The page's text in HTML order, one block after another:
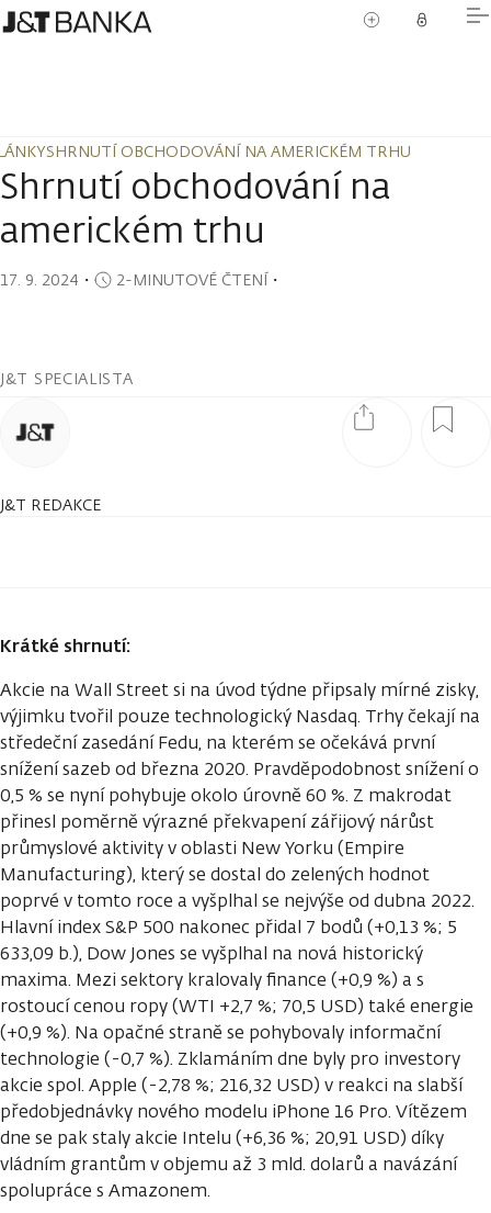
SHRNUTÍ OBCHODOVÁNÍ NA AMERICKÉM TRHU
SHRNUTÍ OBCHODOVÁNÍ NA AMERICKÉM TRHU
Shrnutí obchodování na
americkém trhu
17. 9. 2024 ・ 2-MINUTOVÉ ČTENÍ・
J&T SPECIALISTA
J&T REDAKCE
Krátké shrnutí:
Akcie na Wall Street si na úvod týdne připsaly mírné zisky,
výjimku tvořil pouze technologický Nasdaq. Trhy čekají na
středeční zasedání Fedu, na kterém se očekává první
snížení sazeb od března 2020. Pravděpodobnost snížení o
0,5 % se nyní pohybuje okolo úrovně 60 %. Z makrodat
přinesl poměrně výrazné překvapení zářijový nárůst
průmyslové aktivity v oblasti New Yorku (Empire
Manufacturing), který se dostal do zelených hodnot
poprvé v tomto roce a vyšplhal se nejvýše od dubna 2022.
Hlavní index S&P 500 nakonec přidal 7 bodů (+0,13 %; 5
633,09 b.), Dow Jones se vyšplhal na nová historický
maxima. Mezi sektory kralovaly finance (+0,9 %) a s
rostoucí cenou ropy (WTI +2,7 %; 70,5 USD) také energie
(+0,9 %). Na opačné straně se pohybovaly informační
technologie (-0,7 %). Zklamáním dne byly pro investory
akcie spol. Apple (-2,78 %; 216,32 USD) v reakci na slabší
předobjednávky nového modelu iPhone 16 Pro. Vítězem
dne se pak staly akcie Intelu (+6,36 %; 20,91 USD) díky
vládním grantům v objemu až 3 mld. dolarů a navázání
spolupráce s Amazonem.